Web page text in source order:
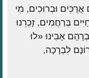
אֲרֻכִּים וּבְרוּכִים, מִי
בְּרַחֲמִים, זָכְרֵנוּ
אָבִינוּ «לוּ
לִבְרָכָה,